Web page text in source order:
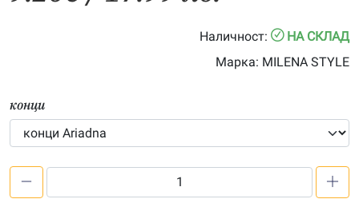
Наличност:
НА СКЛАД
Марка: MILENA STYLE
конци